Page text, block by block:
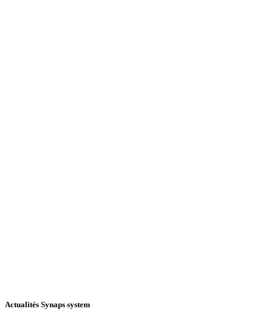
Actualités Synaps system